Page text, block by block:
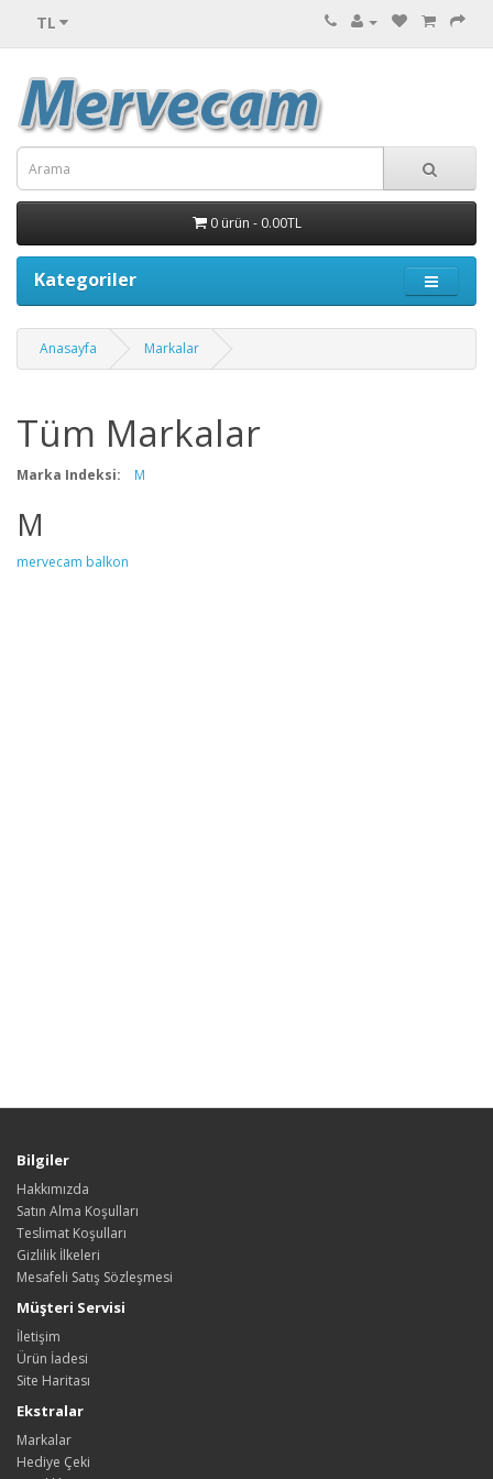
TL
0 ürün - 0.00TL
Kategoriler
Anasayfa Markalar
Tüm Markalar
Marka Indeksi: M
M
mervecam balkon
Bilgiler
Hakkımızda
Satın Alma Koşulları
Teslimat Koşulları
Gizlilik İlkeleri
Mesafeli Satış Sözleşmesi
Müşteri Servisi
İletişim
Ürün İadesi
Site Haritası
Ekstralar
Markalar
Hediye Çeki